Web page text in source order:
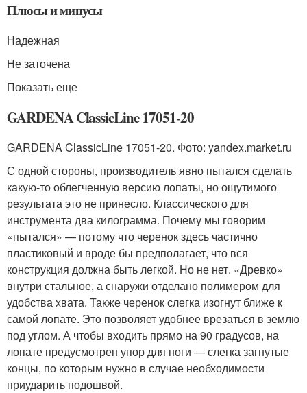
Плюсы и минусы
Надежная
Не заточена
Показать еще
GARDENA ClassicLine 17051-20
GARDENA ClassicLine 17051-20. Фото: yandex.market.ru
С одной стороны, производитель явно пытался сделать
какую-то облегченную версию лопаты, но ощутимого
результата это не принесло. Классического для
инструмента два килограмма. Почему мы говорим
«пытался» — потому что черенок здесь частично
пластиковый и вроде бы предполагает, что вся
конструкция должна быть легкой. Но не нет. «Древко»
внутри стальное, а снаружи отделано полимером для
удобства хвата. Также черенок слегка изогнут ближе к
самой лопате. Это позволяет удобнее врезаться в землю
под углом. А чтобы входить прямо на 90 градусов, на
лопате предусмотрен упор для ноги — слегка загнутые
концы, по которым нужно в случае необходимости
приударить подошвой.